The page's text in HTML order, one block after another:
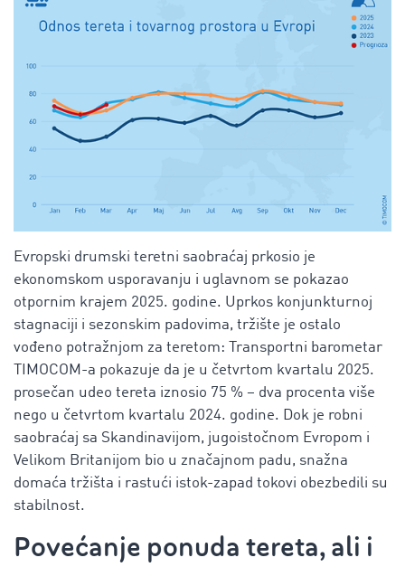
Evropski drumski teretni saobraćaj prkosio je
ekonomskom usporavanju i uglavnom se pokazao
otpornim krajem 2025. godine. Uprkos konjunkturnoj
stagnaciji i sezonskim padovima, tržište je ostalo
vođeno potražnjom za teretom: Transportni barometar
TIMOCOM-a pokazuje da je u četvrtom kvartalu 2025.
prosečan udeo tereta iznosio 75 % – dva procenta više
nego u četvrtom kvartalu 2024. godine. Dok je robni
saobraćaj sa Skandinavijom, jugoistočnom Evropom i
Velikom Britanijom bio u značajnom padu, snažna
domaća tržišta i rastući istok-zapad tokovi obezbedili su
stabilnost.
Povećanje ponuda tereta, ali i